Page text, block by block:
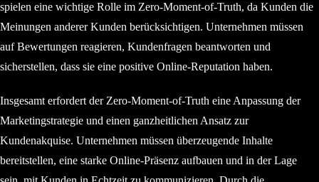
spielen eine wichtige Rolle im Zero-Moment-of-Truth, da Kunden die
Meinungen anderer Kunden berücksichtigen. Unternehmen müssen
auf Bewertungen reagieren, Kundenfragen beantworten und
sicherstellen, dass sie eine positive Online-Reputation haben.
Insgesamt erfordert der Zero-Moment-of-Truth eine Anpassung der
Marketingstrategie und einen ganzheitlichen Ansatz zur
Kundenakquise. Unternehmen müssen überzeugende Inhalte
bereitstellen, eine starke Online-Präsenz aufbauen und in der Lage